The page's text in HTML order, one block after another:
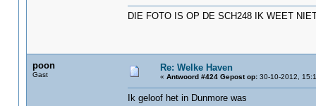
DIE FOTO IS OP DE SCH248 IK WEET
poon
Gast
Re: Welke Haven
« Antwoord #424 Gepost op: 30-10-2012,
Ik geloof het in Dunmore was